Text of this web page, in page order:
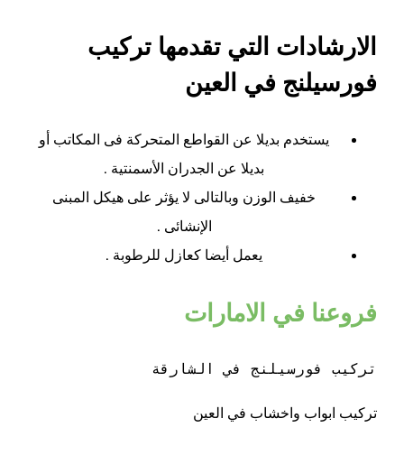
الارشادات التي تقدمها تركيب
فورسيلنج في العين
يستخدم بديلا عن القواطع المتحركة فى المكاتب أو
بديلا عن الجدران الأسمنتية .
خفيف الوزن وبالتالى لا يؤثر على هيكل المبنى
الإنشائى .
يعمل أيضا كعازل للرطوبة .
فروعنا في الامارات
تركيب فورسيلنج في الشارقة
تركيب ابواب واخشاب في العين